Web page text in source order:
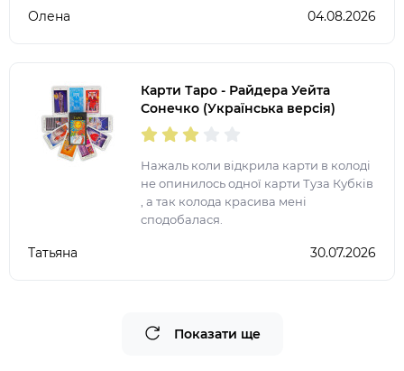
Олена 04.08.2026
Карти Таро - Райдера Уейта
Сонечко (Українська версія)
Нажаль коли відкрила карти в колоді
не опинилось одної карти Туза Кубків
, а так колода красива мені
сподобалася.
Татьяна 30.07.2026
Показати ще